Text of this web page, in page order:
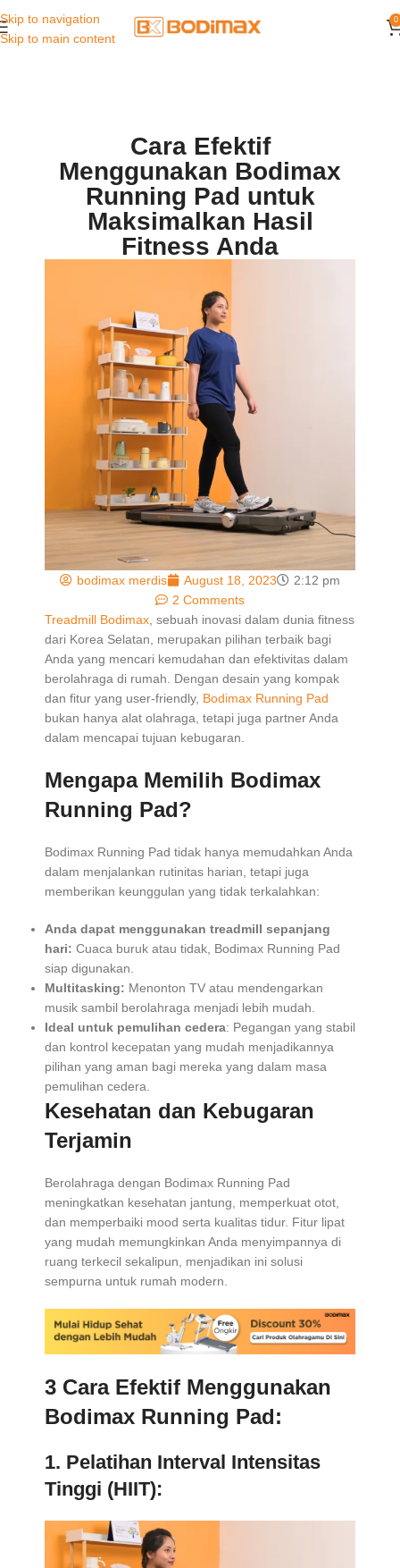
Skip to navigation
Skip to main content
0
Cara Efektif
Menggunakan Bodimax
Running Pad untuk
Maksimalkan Hasil
Fitness Anda
bodimax merdis August 18, 2023
2:12 pm
2 Comments
Treadmill Bodimax , sebuah inovasi dalam dunia fitness
dari Korea Selatan, merupakan pilihan terbaik bagi
Anda yang mencari kemudahan dan efektivitas dalam
berolahraga di rumah. Dengan desain yang kompak
dan fitur yang user-friendly, Bodimax Running Pad
bukan hanya alat olahraga, tetapi juga partner Anda
dalam mencapai tujuan kebugaran.
Mengapa Memilih Bodimax
Running Pad?
Bodimax Running Pad tidak hanya memudahkan Anda
dalam menjalankan rutinitas harian, tetapi juga
memberikan keunggulan yang tidak terkalahkan:
Anda dapat menggunakan treadmill sepanjang
hari: Cuaca buruk atau tidak, Bodimax Running Pad
siap digunakan.
Multitasking: Menonton TV atau mendengarkan
musik sambil berolahraga menjadi lebih mudah.
Ideal untuk pemulihan cedera: Pegangan yang stabil
dan kontrol kecepatan yang mudah menjadikannya
pilihan yang aman bagi mereka yang dalam masa
pemulihan cedera.
Kesehatan dan Kebugaran
Terjamin
Berolahraga dengan Bodimax Running Pad
meningkatkan kesehatan jantung, memperkuat otot,
dan memperbaiki mood serta kualitas tidur. Fitur lipat
yang mudah memungkinkan Anda menyimpannya di
ruang terkecil sekalipun, menjadikan ini solusi
sempurna untuk rumah modern.
3 Cara Efektif Menggunakan
Bodimax Running Pad:
1. Pelatihan Interval Intensitas
Tinggi (HIIT):